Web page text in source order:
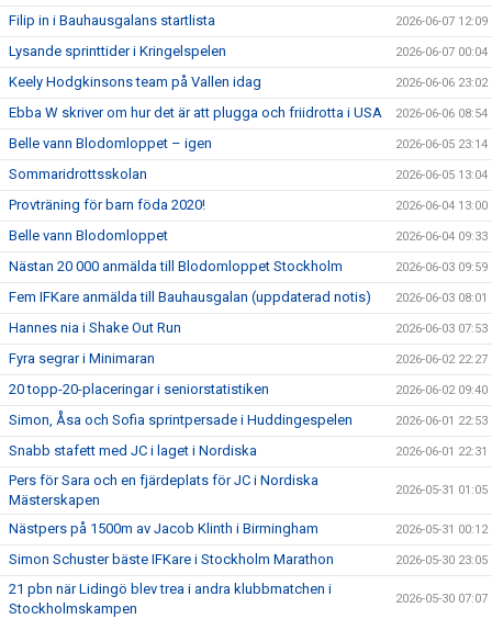
Filip in i Bauhausgalans startlista 2026-06-07 12:09
Lysande sprinttider i Kringelspelen 2026-06-07 00:04
Keely Hodgkinsons team på Vallen idag 2026-06-06 23:02
Ebba W skriver om hur det är att plugga och friidrotta i USA 2026-06-06 08:54
Belle vann Blodomloppet – igen 2026-06-05 23:14
Sommaridrottsskolan 2026-06-05 13:04
Provträning för barn föda 2020! 2026-06-04 13:00
Belle vann Blodomloppet 2026-06-04 09:33
Nästan 20 000 anmälda till Blodomloppet Stockholm 2026-06-03 09:59
Fem IFKare anmälda till Bauhausgalan (uppdaterad notis) 2026-06-03 08:01
Hannes nia i Shake Out Run 2026-06-03 07:53
Fyra segrar i Minimaran 2026-06-02 22:27
20 topp-20-placeringar i seniorstatistiken 2026-06-02 09:40
Simon, Åsa och Sofia sprintpersade i Huddingespelen 2026-06-01 22:53
Snabb stafett med JC i laget i Nordiska 2026-06-01 22:31
Pers för Sara och en fjärdeplats för JC i Nordiska
Mästerskapen
2026-05-31 01:05
Nästpers på 1500m av Jacob Klinth i Birmingham 2026-05-31 00:12
Simon Schuster bäste IFKare i Stockholm Marathon 2026-05-30 23:05
21 pbn när Lidingö blev trea i andra klubbmatchen i
Stockholmskampen
2026-05-30 07:07